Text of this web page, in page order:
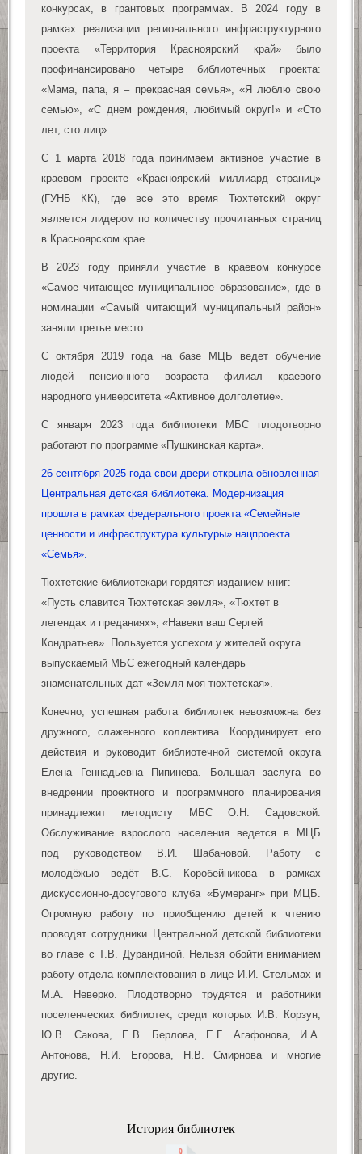
конкурсах, в грантовых программах. В 2024 году в
рамках реализации регионального инфраструктурного
проекта «Территория Красноярский край» было
профинансировано четыре библиотечных проекта:
«Мама, папа, я – прекрасная семья», «Я люблю свою
семью», «С днем рождения, любимый округ!» и «Сто
лет, сто лиц».
С 1 марта 2018 года принимаем активное участие в
краевом проекте «Красноярский миллиард страниц»
(ГУНБ КК), где все это время Тюхтетский округ
является лидером по количеству прочитанных страниц
в Красноярском крае.
В 2023 году приняли участие в краевом конкурсе
«Самое читающее муниципальное образование», где в
номинации «Самый читающий муниципальный район»
заняли третье место.
С октября 2019 года на базе МЦБ ведет обучение
людей пенсионного возраста филиал краевого
народного университета «Активное долголетие».
С января 2023 года библиотеки МБС плодотворно
работают по программе «Пушкинская карта».
26 сентября 2025 года свои двери открыла обновленная
Центральная детская библиотека. Модернизация
прошла в рамках федерального проекта «Семейные
ценности и инфраструктура культуры» нацпроекта
«Семья».
Тюхтетские библиотекари гордятся изданием книг:
«Пусть славится Тюхтетская земля», «Тюхтет в
легендах и преданиях», «Навеки ваш Сергей
Кондратьев». Пользуется успехом у жителей округа
выпускаемый МБС ежегодный календарь
знаменательных дат «Земля моя тюхтетская».
Конечно, успешная работа библиотек невозможна без
дружного, слаженного коллектива. Координирует его
действия и руководит библиотечной системой округа
Елена Геннадьевна Пипинева. Большая заслуга во
внедрении проектного и программного планирования
принадлежит методисту МБС О.Н. Садовской.
Обслуживание взрослого населения ведется в МЦБ
под руководством В.И. Шабановой. Работу с
молодёжью ведёт В.С. Коробейникова в рамках
дискуссионно-досугового клуба «Бумеранг» при МЦБ.
Огромную работу по приобщению детей к чтению
проводят сотрудники Центральной детской библиотеки
во главе с Т.В. Дурандиной. Нельзя обойти вниманием
работу отдела комплектования в лице И.И. Стельмах и
М.А. Неверко. Плодотворно трудятся и работники
поселенческих библиотек, среди которых И.В. Корзун,
Ю.В. Сакова, Е.В. Берлова, Е.Г. Агафонова, И.А.
Антонова, Н.И. Егорова, Н.В. Смирнова и многие
другие.
История библиотек